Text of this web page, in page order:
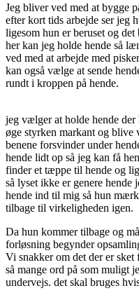
Jeg bliver ved med at bygge
efter kort tids arbejde ser jeg
ligesom hun er beruset og
her kan jeg holde hende så
ved med at arbejde med
kan også vælge at sende
rundt i kroppen på hende.
jeg vælger at holde hende
øge styrken markant og blive
benene forsvinder under
hende lidt op så jeg kan få
finder et tæppe til hende og
så lyset ikke er genere
hende ind til mig så hun
tilbage til virkeligheden igen.
Da hun kommer tilbage og
forløsning begynder
Vi snakker om det der er
så mange ord på som muligt
undervejs. det skal bruges